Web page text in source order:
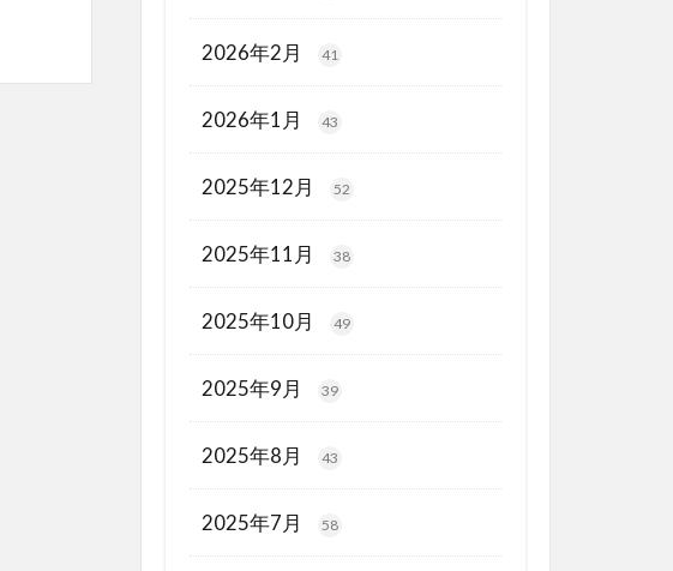
2026年2月 41
2026年1月 43
2025年12月 52
2025年11月 38
2025年10月 49
2025年9月 39
2025年8月 43
2025年7月 58